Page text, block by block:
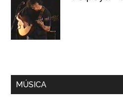
MÚSICA